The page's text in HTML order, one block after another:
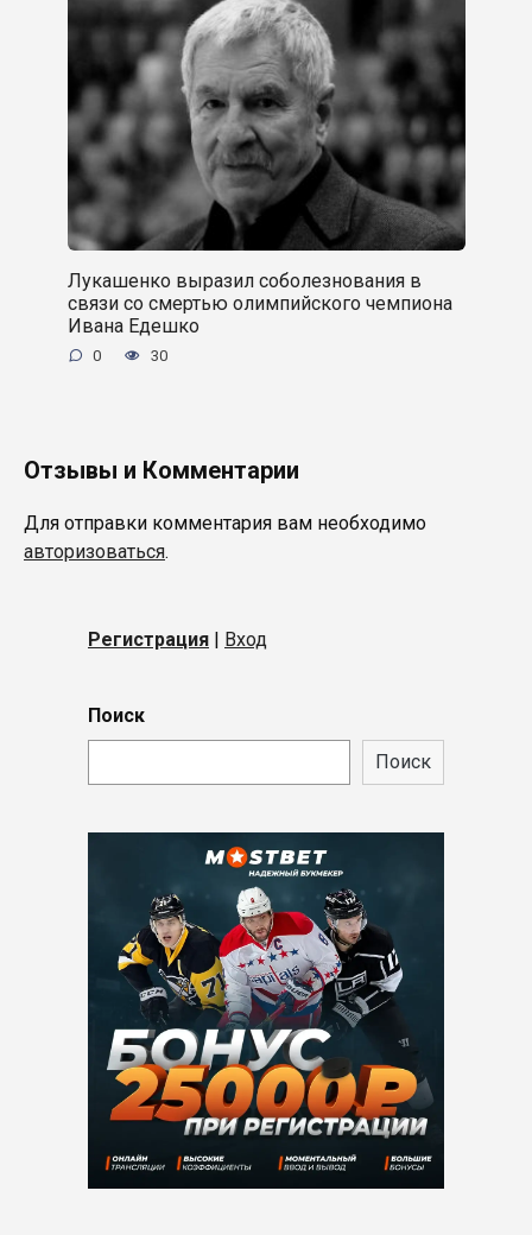
Лукашенко выразил соболезнования в
связи со смертью олимпийского чемпиона
Ивана Едешко
0 30
Отзывы и Комментарии
Для отправки комментария вам необходимо
авторизоваться.
Регистрация | Вход
Поиск
Поиск